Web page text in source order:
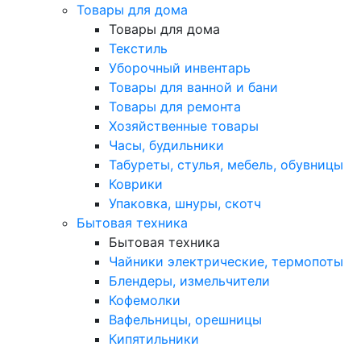
Товары для дома
Товары для дома
Текстиль
Уборочный инвентарь
Товары для ванной и бани
Товары для ремонта
Хозяйственные товары
Часы, будильники
Табуреты, стулья, мебель, обувницы
Коврики
Упаковка, шнуры, скотч
Бытовая техника
Бытовая техника
Чайники электрические, термопоты
Блендеры, измельчители
Кофемолки
Вафельницы, орешницы
Кипятильники